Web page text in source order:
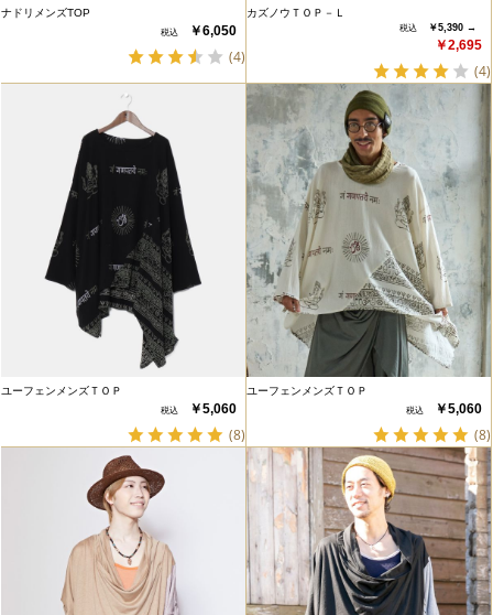
ナドリメンズTOP
￥6,050
(4)
カズノウＴＯＰ－Ｌ
￥5,390 →
￥2,695
(4)
ユーフェンメンズＴＯＰ
￥5,060
(8)
ユーフェンメンズＴＯＰ
￥5,060
(8)